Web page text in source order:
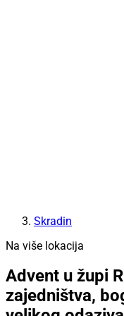
Skradin
Na više lokacija
Advent u župi
zajedništva,